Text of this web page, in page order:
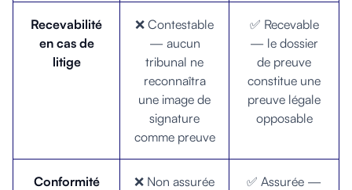
Recevabilité
en cas de
litige
❌ Contestable
— aucun
tribunal ne
reconnaîtra
une image de
signature
comme preuve
✅ Recevable
— le dossier
de preuve
constitue une
preuve légale
opposable
Conformité
❌ Non assurée
✅ Assurée —